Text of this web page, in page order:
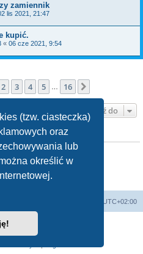
(tzw. ciasteczka)
oraz
lub
określić w
zamiennik
lis 2021, 21:47
kupić.
« 06 cze 2021, 9:54
1 z16
2 3 4 5 16
Przejdź do
UTC+02:00
® Forum Software © phpBB Limited
dostarcza